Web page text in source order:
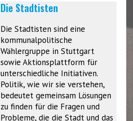
Die Stadtisten
Die Stadtisten sind eine
kommunalpolitische
Wählergruppe in Stuttgart
sowie Aktionsplattform für
unterschiedliche Initiativen.
Politik, wie wir sie verstehen,
bedeutet gemeinsam Lösungen
zu finden für die Fragen und
Probleme, die die Stadt und das